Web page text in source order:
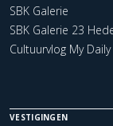
SBK Galerie
SBK Galerie 23
Cultuurvlog My
VESTIGINGEN